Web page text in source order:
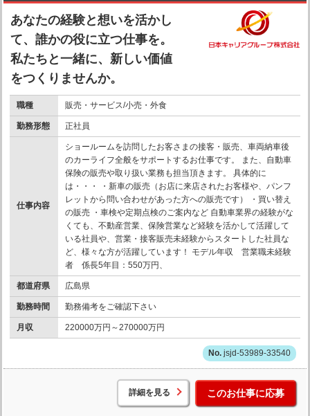
あなたの経験と想いを活かし
て、誰かの役に立つ仕事を。
私たちと一緒に、新しい価値
をつくりませんか。
職種 販売・サービス/小売・外食
勤務形態 正社員
仕事内容
ショールームを訪問したお客さまの接客・販売、車両納車後
のカーライフ全般をサポートするお仕事です。 また、自動車
保険の販売や取り扱い業務も担当頂きます。 具体的に
は・・・ ・新車の販売（お店に来店されたお客様や、パンフ
レットから問い合わせがあった方への販売です） ・買い替え
の販売 ・車検や定期点検のご案内など 自動車業界の経験がな
くても、不動産営業、保険営業など経験を活かして活躍して
いる社員や、営業・接客販売未経験からスタートした社員な
ど、様々な方が活躍しています！ モデル年収 営業職未経験
者 係長5年目：550万円、
都道府県 広島県
勤務時間 勤務備考をご確認下さい
月収 220000万円～270000万円
jsjd-53989-33540
詳細を見る このお仕事に応募